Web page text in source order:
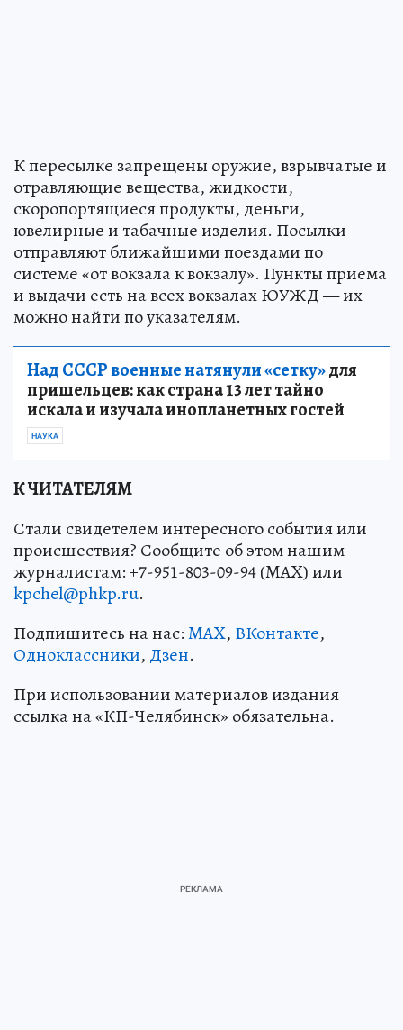
К пересылке запрещены оружие, взрывчатые и
отравляющие вещества, жидкости,
скоропортящиеся продукты, деньги,
ювелирные и табачные изделия. Посылки
отправляют ближайшими поездами по
системе «от вокзала к вокзалу». Пункты приема
и выдачи есть на всех вокзалах ЮУЖД — их
можно найти по указателям.
Над СССР военные натянули «сетку»для
пришельцев: как страна 13 лет тайно
искала и изучала инопланетных гостей
НАУКА
К ЧИТАТЕЛЯМ
Стали свидетелем интересного события или
происшествия? Сообщите об этом нашим
журналистам: +7-951-803-09-94 (MAX) или
kpchel@phkp.ru.
Подпишитесь на нас:MAX, ВКонтакте,
Одноклассники, Дзен.
При использовании материалов издания
ссылка на «КП-Челябинск» обязательна.